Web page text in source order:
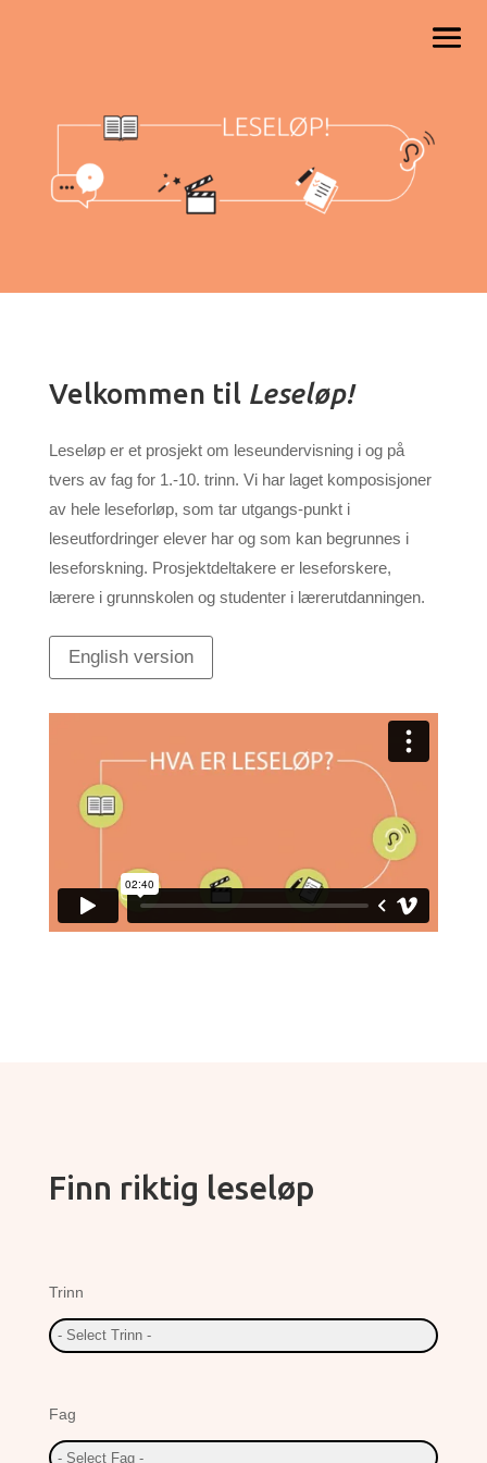
Velkommen til Leseløp!
Leseløp er et prosjekt om leseundervisning i og på
tvers av fag for 1.-10. trinn. Vi har laget komposisjoner
av hele leseforløp, som tar utgangs-punkt i
leseutfordringer elever har og som kan begrunnes i
leseforskning. Prosjektdeltakere er leseforskere,
lærere i grunnskolen og studenter i lærerutdanningen.
English version
Finn riktig leseløp
Trinn
Fag